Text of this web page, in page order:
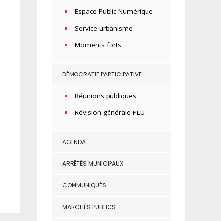
Espace Public Numérique
Service urbanisme
Moments forts
DÉMOCRATIE PARTICIPATIVE
Réunions publiques
Révision générale PLU
AGENDA
ARRÊTÉS MUNICIPAUX
COMMUNIQUÉS
MARCHÉS PUBLICS